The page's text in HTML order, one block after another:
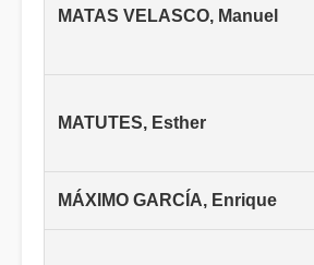
MATAS VELASCO, Manuel
MATUTES, Esther
MÁXIMO GARCÍA, Enrique